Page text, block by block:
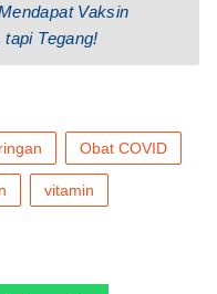
Vaksin
Tegang!
Obat COVID
vitamin